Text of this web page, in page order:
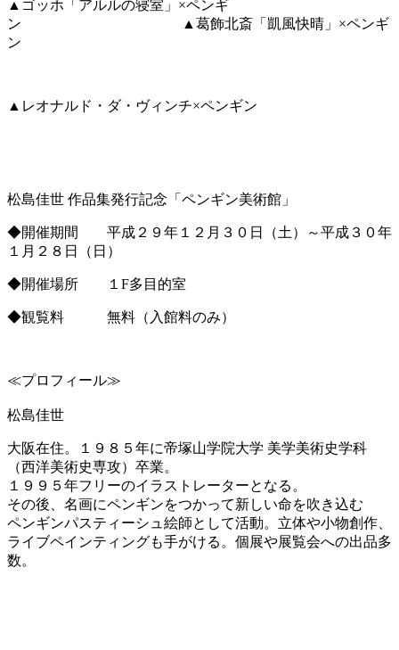
▲ゴッホ「アルルの寝室」×ペンギ
ン ▲葛飾北斎「凱風快晴」×ペンギ
ン
▲レオナルド・ダ・ヴィンチ×ペンギン
松島佳世 作品集発行記念「ペンギン美術館」
◆開催期間 平成２９年１２月３０日（土）～平成３０年
１月２８日（日）
◆開催場所 １F多目的室
◆観覧料 無料（入館料のみ）
≪プロフィール≫
松島佳世
大阪在住。１９８５年に帝塚山学院大学 美学美術史学科
（西洋美術史専攻）卒業。
１９９５年フリーのイラストレーターとなる。
その後、名画にペンギンをつかって新しい命を吹き込む
ペンギンパスティーシュ絵師として活動。立体や小物創作、
ライブペインティングも手がける。個展や展覧会への出品多
数。